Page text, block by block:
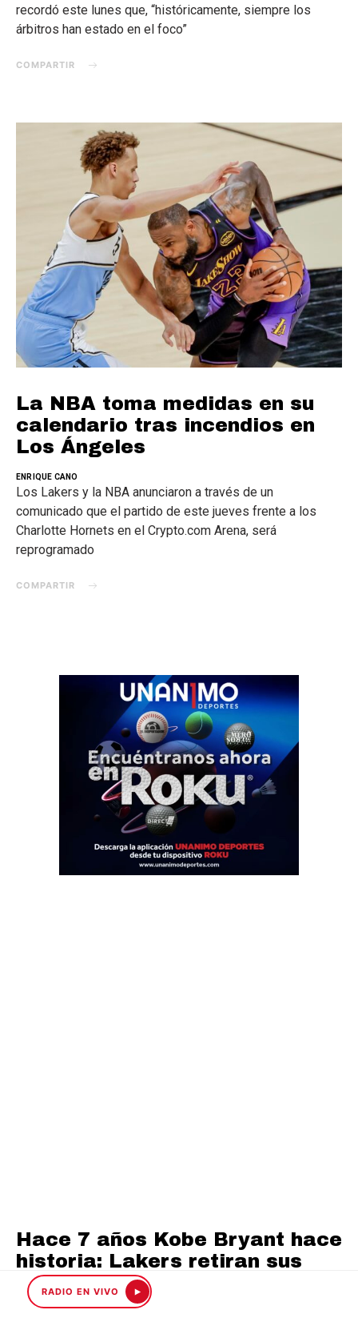
RADIO EN VIVO
recordó este lunes que, “históricamente, siempre los
árbitros han estado en el foco”
COMPARTIR
La NBA toma medidas en su
calendario tras incendios en
Los Ángeles
ENRIQUE CANO
Los Lakers y la NBA anunciaron a través de un
comunicado que el partido de este jueves frente a los
Charlotte Hornets en el Crypto.com Arena, será
reprogramado
COMPARTIR
Hace 7 años Kobe Bryant hace
historia: Lakers retiran sus
dos números